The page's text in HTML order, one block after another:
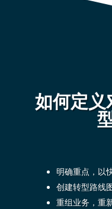
如何定义
明确重点，以
创建转型路线
重组业务，重